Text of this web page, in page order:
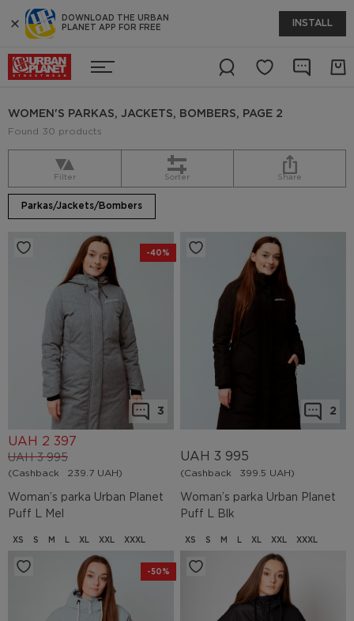
DOWNLOAD THE URBAN
PLANET APP FOR FREE
INSTALL
WOMEN'S PARKAS, JACKETS, BOMBERS, PAGE 2
Found 30 products
Filter Sorter Share
Parkas/Jackets/Bombers
-40%
3
Woman’s parka Urban Planet
Puff L Mel
UAH 3 995
UAH 2 397
(Cashback 239.7 UAH)
XS S M L XL XXL XXXL
2
Woman’s parka Urban Planet
Puff L Blk
UAH 3 995
(Cashback 399.5 UAH)
XS S M L XL XXL XXXL
-50%